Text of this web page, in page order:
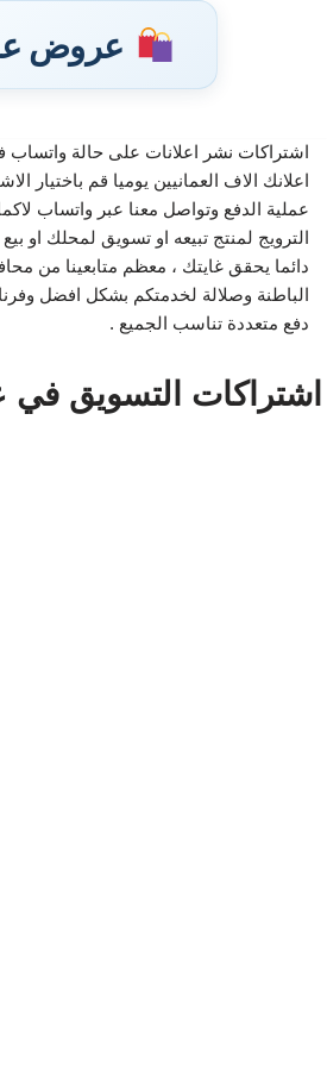
عروض
تخطى
إلى
المحتوى
اشتراكات نشر اعلانات على حالة
اعلانك الاف العمانيين يوميا قم باختيار
عملية الدفع وتواصل معنا عبر واتساب
الترويج لمنتج تبيعه او تسويق لمحلك او
دائما يحقق غايتك ، معظم متابعينا من
الباطنة وصلالة لخدمتكم بشكل افضل
دفع متعددة تناسب الجميع .
اشتراكات التسويق في